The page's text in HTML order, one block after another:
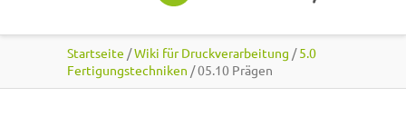
Startseite /Wiki für Druckverarbeitung /5.0
Fertigungstechniken / 05.10 Prägen